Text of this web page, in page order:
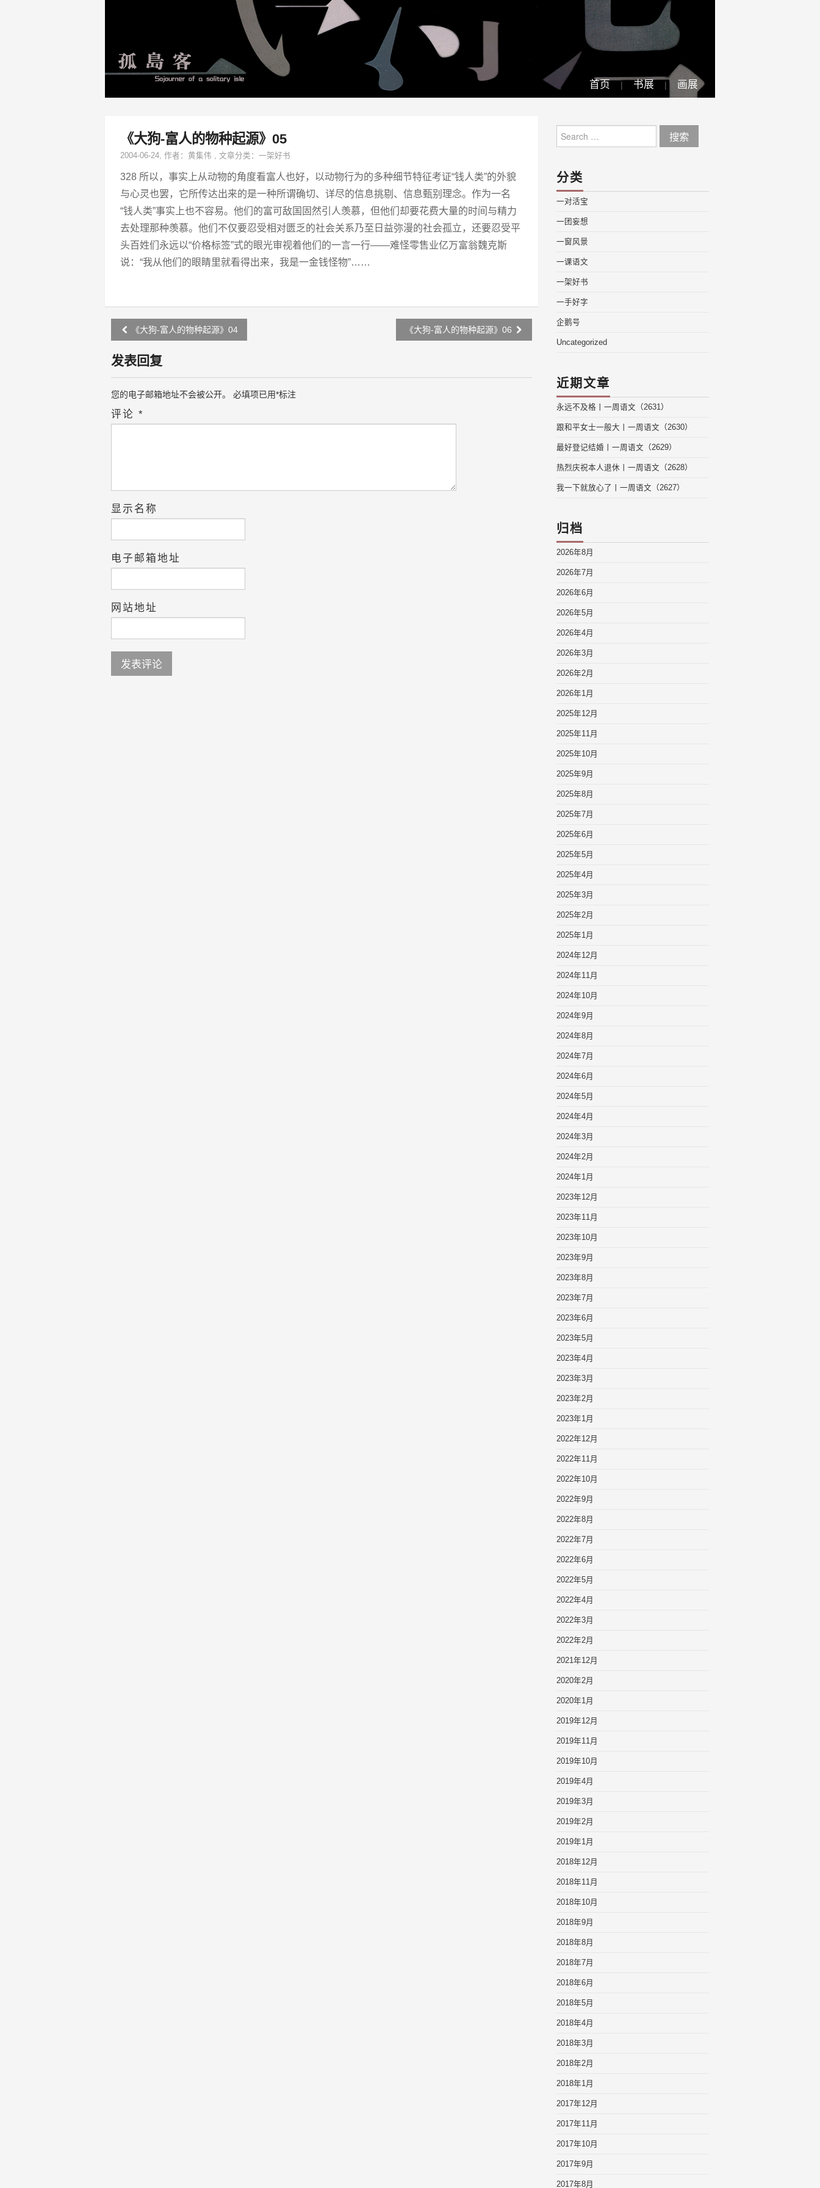
首页 书展 画展
《大狗-富人的物种起源》05
2004-06-24, 作者： 黄集伟 , 文章分类： 一架好书
328 所以，事实上从动物的角度看富人也好，以动物行为的多种细节特征考证“钱人类”的外貌
与心灵也罢，它所传达出来的是一种所谓确切、详尽的信息挑剔、信息甄别理念。作为一名
“钱人类”事实上也不容易。他们的富可敌国固然引人羡慕，但他们却要花费大量的时间与精力
去处理那种羡慕。他们不仅要忍受相对匮乏的社会关系乃至日益弥漫的社会孤立，还要忍受平
头百姓们永远以“价格标签”式的眼光审视着他们的一言一行——难怪零售业亿万富翁魏克斯
说：“我从他们的眼睛里就看得出来，我是一金钱怪物”……
Post
navigation
《大狗-富人的物种起源》04 《大狗-富人的物种起源》06
发表回复
您的电子邮箱地址不会被公开。 必填项已用*标注
评论 *
显示名称
电子邮箱地址
网站地址
for:
分类
一对活宝
一团妄想
一窗风景
一课语文
一架好书
一手好字
企鹅号
Uncategorized
近期文章
永远不及格丨一周语文（2631）
跟和平女士一般大丨一周语文（2630）
最好登记结婚丨一周语文（2629）
热烈庆祝本人退休丨一周语文（2628）
我一下就放心了丨一周语文（2627）
归档
2026年8月
2026年7月
2026年6月
2026年5月
2026年4月
2026年3月
2026年2月
2026年1月
2025年12月
2025年11月
2025年10月
2025年9月
2025年8月
2025年7月
2025年6月
2025年5月
2025年4月
2025年3月
2025年2月
2025年1月
2024年12月
2024年11月
2024年10月
2024年9月
2024年8月
2024年7月
2024年6月
2024年5月
2024年4月
2024年3月
2024年2月
2024年1月
2023年12月
2023年11月
2023年10月
2023年9月
2023年8月
2023年7月
2023年6月
2023年5月
2023年4月
2023年3月
2023年2月
2023年1月
2022年12月
2022年11月
2022年10月
2022年9月
2022年8月
2022年7月
2022年6月
2022年5月
2022年4月
2022年3月
2022年2月
2021年12月
2020年2月
2020年1月
2019年12月
2019年11月
2019年10月
2019年4月
2019年3月
2019年2月
2019年1月
2018年12月
2018年11月
2018年10月
2018年9月
2018年8月
2018年7月
2018年6月
2018年5月
2018年4月
2018年3月
2018年2月
2018年1月
2017年12月
2017年11月
2017年10月
2017年9月
2017年8月